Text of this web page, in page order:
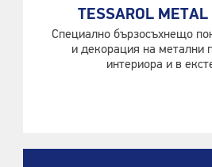
TESSAROL METAL
Специално бързосъхнещо
и декорация на метални
интериора и в